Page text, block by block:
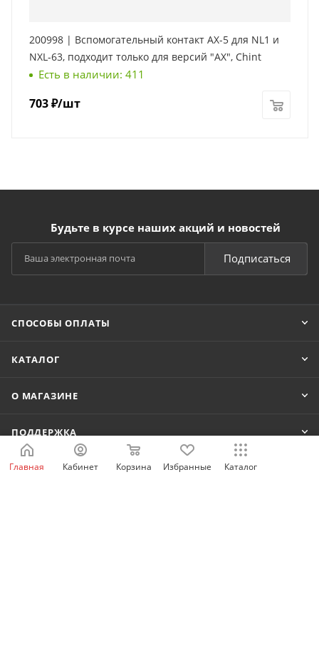
200998 | Вспомогательный контакт AX-5 для NL1 и
NXL-63, подходит только для версий "AX", Chint
Есть в наличии: 411
703₽/шт
Будьте в курсе наших акций и новостей
Подписаться
СПОСОБЫ ОПЛАТЫ
КАТАЛОГ
О МАГАЗИНЕ
ПОДДЕРЖКА
Главная Кабинет Корзина Избранные Каталог